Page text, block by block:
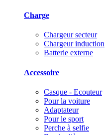
Charge
Chargeur secteur
Chargeur induction
Batterie externe
Accessoire
Casque - Ecouteur
Pour la voiture
Adaptateur
Pour le sport
Perche à selfie